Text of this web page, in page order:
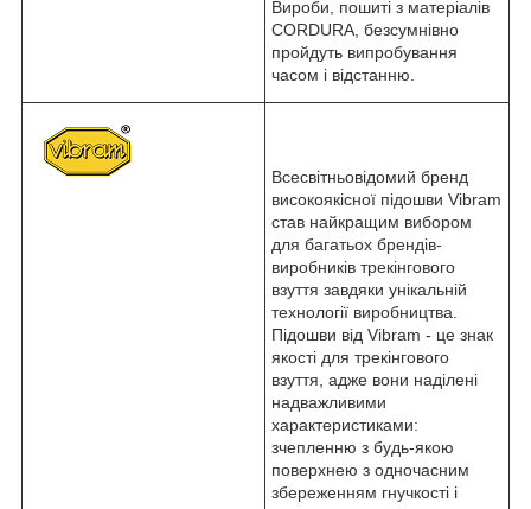
Вироби, пошиті з матеріалів
CORDURA, безсумнівно
пройдуть випробування
часом і відстанню.
Всесвітньовідомий бренд
високоякісної підошви Vibram
став найкращим вибором
для багатьох брендів-
виробників трекінгового
взуття завдяки унікальній
технології виробництва.
Підошви від Vibram - це знак
якості для трекінгового
взуття, адже вони наділені
надважливими
характеристиками:
зчепленню з будь-якою
поверхнею з одночасним
збереженням гнучкості і